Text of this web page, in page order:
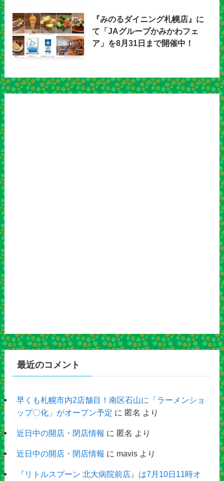
『みのるダイニング札幌店』に
て「JAグループかみかわフェ
ア」を8月31日まで開催中！
最近のコメント
早くも札幌市内2店舗目！南区石山に「ラーメンショ
ップ〇化」がオープン予定 に 匿名 より
近日中の開店・閉店情報 に 匿名 より
近日中の開店・閉店情報 に mavisより
『リトルスプーン 北大病院前店』は7月10日11時オ